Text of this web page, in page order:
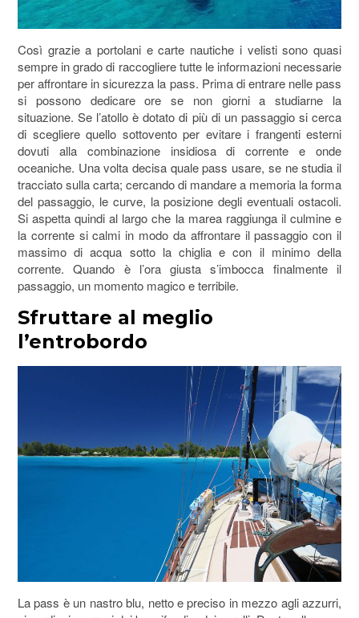
Così grazie a portolani e carte nautiche i velisti sono quasi
sempre in grado di raccogliere tutte le informazioni necessarie
per affrontare in sicurezza la pass. Prima di entrare nelle pass
si possono dedicare ore se non giorni a studiarne la
situazione. Se l’atollo è dotato di più di un passaggio si cerca
di scegliere quello sottovento per evitare i frangenti esterni
dovuti alla combinazione insidiosa di corrente e onde
oceaniche. Una volta decisa quale pass usare, se ne studia il
tracciato sulla carta; cercando di mandare a memoria la forma
del passaggio, le curve, la posizione degli eventuali ostacoli.
Si aspetta quindi al largo che la marea raggiunga il culmine e
la corrente si calmi in modo da affrontare il passaggio con il
massimo di acqua sotto la chiglia e con il minimo della
corrente. Quando è l’ora giusta s’imbocca finalmente il
passaggio, un momento magico e terribile.
Sfruttare al meglio
l’entrobordo
La pass è un nastro blu, netto e preciso in mezzo agli azzurri,